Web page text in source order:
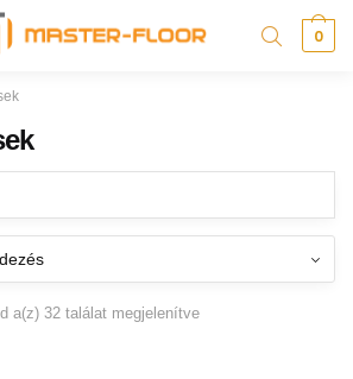
0
a(z) 32 találat megjelenítve